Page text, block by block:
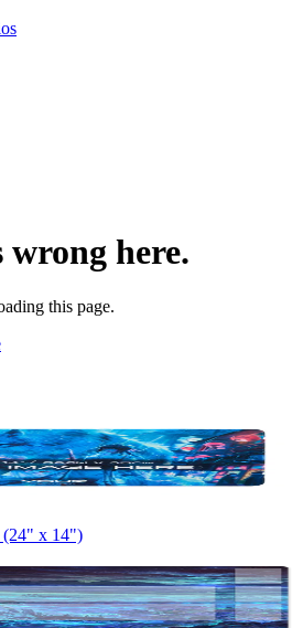
wrong here.
this page.
(24" x 14")